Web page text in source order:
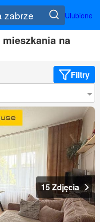
Ulubione
na
Filtry
15 Zdjęcia